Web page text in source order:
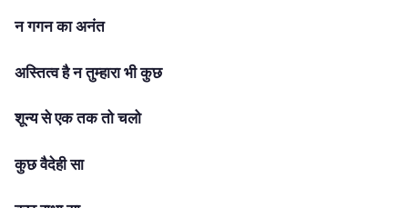
न गगन का अनंत
अस्तित्व है न तुम्हारा भी कुछ
शून्य से एक तक तो चलो
कुछ वैदेही सा